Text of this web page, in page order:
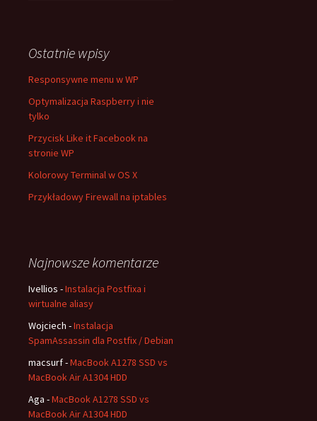
Ostatnie wpisy
Responsywne menu w WP
Optymalizacja Raspberry i nie
tylko
Przycisk Like it Facebook na
stronie WP
Kolorowy Terminal w OS X
Przykładowy Firewall na iptables
Najnowsze komentarze
Ivellios -Instalacja Postfixa i
wirtualne aliasy
Wojciech -Instalacja
SpamAssassin dla Postfix / Debian
macsurf-MacBook A1278 SSD vs
MacBook Air A1304 HDD
Aga -MacBook A1278 SSD vs
MacBook Air A1304 HDD